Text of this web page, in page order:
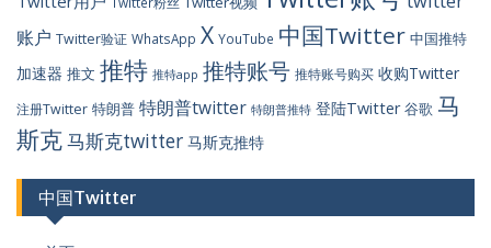
账户 Twitter验证 WhatsApp X YouTube 中国Twitter 中国推特
加速器 推文 推特 推特app 推特账号 推特账号购买 收购Twitter
注册Twitter 特朗普 特朗普twitter 特朗普推特 登陆Twitter 谷歌 马
斯克马斯克twitter 马斯克推特
中国Twitter